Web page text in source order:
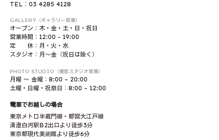
TEL：03 4285 4128
GALLERY（ギャラリー営業）
オープン：木・金・土・日・祝日
営業時間：12:00 - 19:00
定 休：月・火・水
スタジオ：月〜金（祝日は除く）
PHOTO STUDIO（撮影スタジオ営業）
月曜 〜 金曜：8:00 – 20:00
土曜・日曜・祝祭日：8:00 – 12:00
電車でお越しの場合
東京メトロ半蔵門線・都営大江戸線
清澄白河駅B2出口より徒歩3分
東京都現代美術館より徒歩6分